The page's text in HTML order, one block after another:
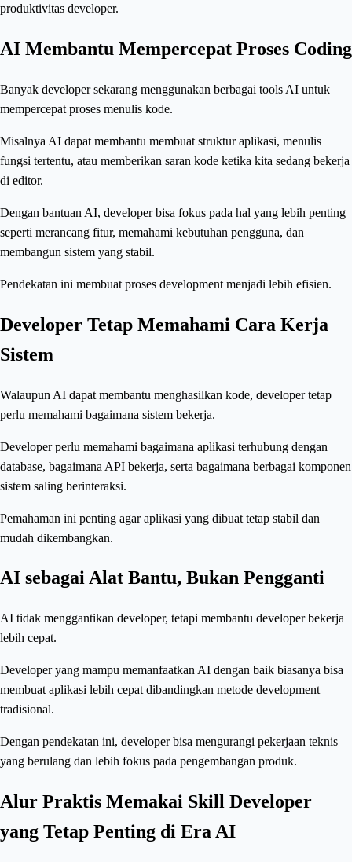
produktivitas developer.
AI Membantu Mempercepat Proses Coding
Banyak developer sekarang menggunakan berbagai tools AI untuk
mempercepat proses menulis kode.
Misalnya AI dapat membantu membuat struktur aplikasi, menulis
fungsi tertentu, atau memberikan saran kode ketika kita sedang bekerja
di editor.
Dengan bantuan AI, developer bisa fokus pada hal yang lebih penting
seperti merancang fitur, memahami kebutuhan pengguna, dan
membangun sistem yang stabil.
Pendekatan ini membuat proses development menjadi lebih efisien.
Developer Tetap Memahami Cara Kerja
Sistem
Walaupun AI dapat membantu menghasilkan kode, developer tetap
perlu memahami bagaimana sistem bekerja.
Developer perlu memahami bagaimana aplikasi terhubung dengan
database, bagaimana API bekerja, serta bagaimana berbagai komponen
sistem saling berinteraksi.
Pemahaman ini penting agar aplikasi yang dibuat tetap stabil dan
mudah dikembangkan.
AI sebagai Alat Bantu, Bukan Pengganti
AI tidak menggantikan developer, tetapi membantu developer bekerja
lebih cepat.
Developer yang mampu memanfaatkan AI dengan baik biasanya bisa
membuat aplikasi lebih cepat dibandingkan metode development
tradisional.
Dengan pendekatan ini, developer bisa mengurangi pekerjaan teknis
yang berulang dan lebih fokus pada pengembangan produk.
Alur Praktis Memakai Skill Developer
yang Tetap Penting di Era AI